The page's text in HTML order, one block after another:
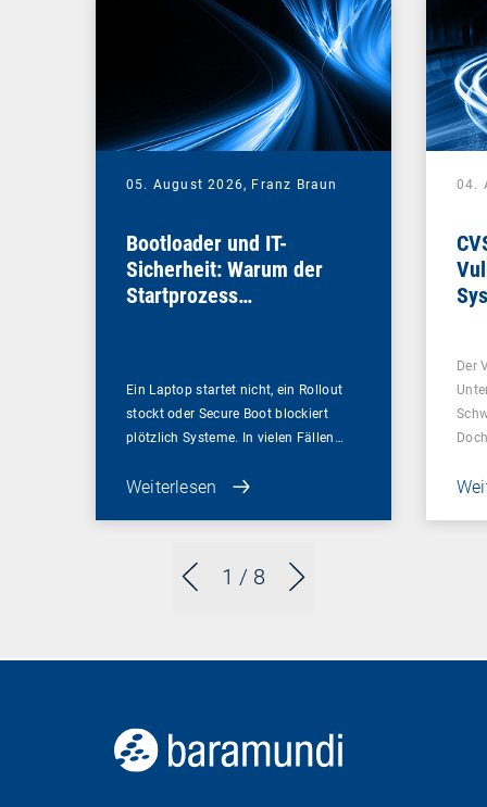
1 / 8
05. August 2026, Franz Braun
Bootloader und IT-
Sicherheit: Warum der
Startprozess
Ein Laptop startet nicht, ein Rollout
stockt oder Secure Boot blockiert
plötzlich Systeme. In vielen Fällen…
Weiterlesen
04.
Der